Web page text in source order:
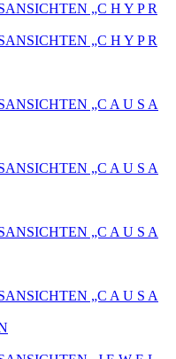
„C H Y P R
„C H Y P R
„C A U S A
„C A U S A
„C A U S A
„C A U S A